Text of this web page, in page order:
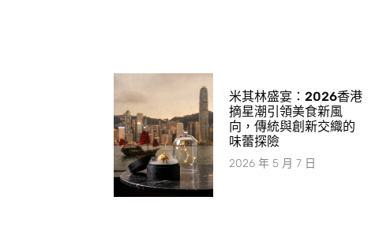
米其林盛宴：2026香港
摘星潮引領美食新風
向，傳統與創新交織的
味蕾探險
2026 年 5 月 7 日